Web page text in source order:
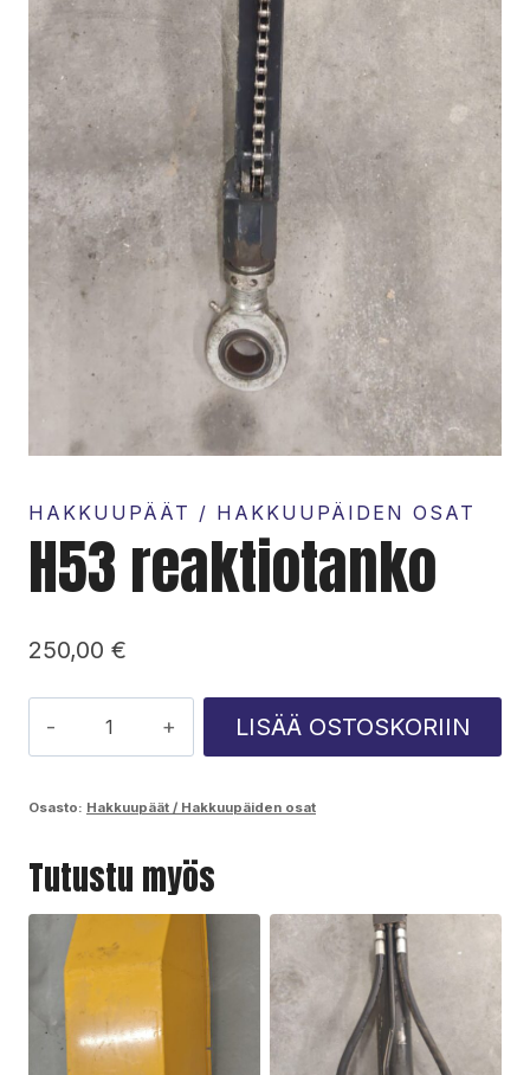
HAKKUUPÄÄT / HAKKUUPÄIDEN OSAT
H53 reaktiotanko
250,00 €
reaktiotanko
LISÄÄ OSTOSKORIIN
Osasto: Hakkuupäät / Hakkuupäiden osat
Tutustu myös